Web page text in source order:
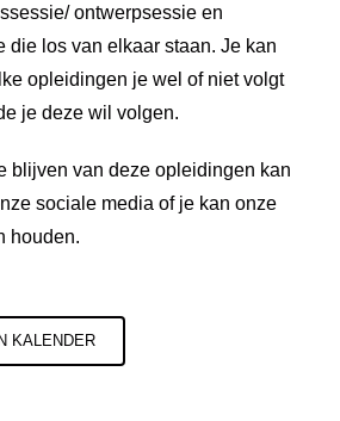
ontwerpsessie en
die los van elkaar staan. Je kan
opleidingen je wel of niet volgt
je deze wil volgen.
blijven van deze opleidingen kan
sociale media of je kan onze
houden.
KALENDER